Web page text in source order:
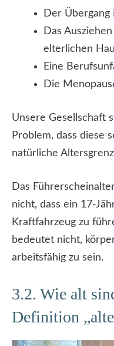
Der Übergang
Das
elterlichen
Eine
Die
Unsere Gesellschaft
Problem, dass diese
natürliche
Das
nicht, dass ein 17-
Kraftfahrzeug zu
bedeutet nicht,
arbeitsfähig zu sein.
3.2. Wie alt
Definition